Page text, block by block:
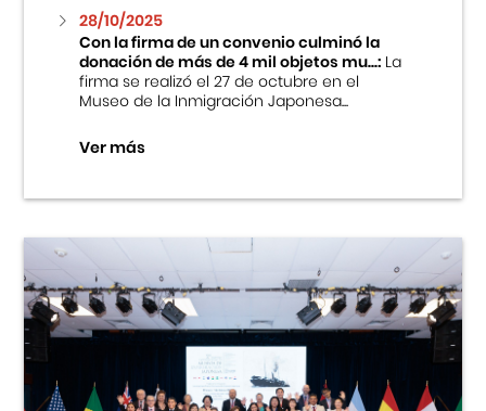
28/10/2025
Con la firma de un convenio culminó la
donación de más de 4 mil objetos mu...:La
firma se realizó el 27 de octubre en el
Museo de la Inmigración Japonesa...
Ver más